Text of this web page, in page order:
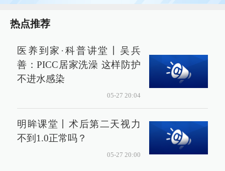
热点推荐
医养到家·科普讲堂丨吴兵
善：PICC居家洗澡 这样防护
不进水感染
05-27 20:04
明眸课堂丨术后第二天视力
不到1.0正常吗？
05-27 20:00